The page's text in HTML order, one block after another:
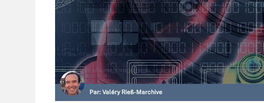
Par: Valéry Rieß-Marchive